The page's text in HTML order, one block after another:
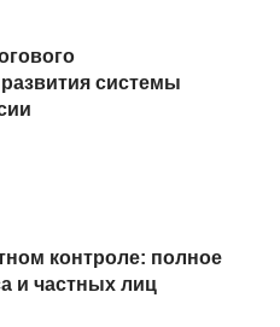
системы
контроле: полное
и частных лиц